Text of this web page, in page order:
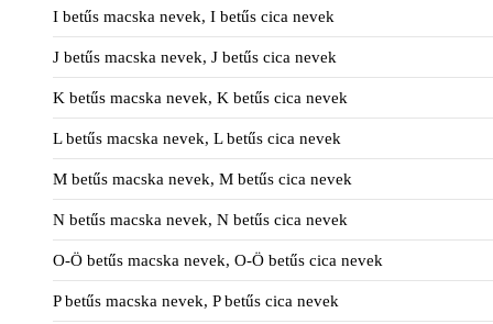
I betűs macska nevek, I betűs cica nevek
J betűs macska nevek, J betűs cica nevek
K betűs macska nevek, K betűs cica nevek
L betűs macska nevek, L betűs cica nevek
M betűs macska nevek, M betűs cica nevek
N betűs macska nevek, N betűs cica nevek
O-Ö betűs macska nevek, O-Ö betűs cica nevek
P betűs macska nevek, P betűs cica nevek